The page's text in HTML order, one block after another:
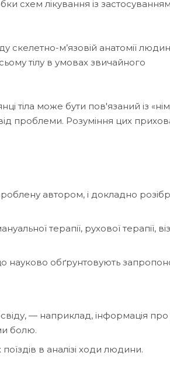
схем лікування із застосуванням
скелетно-м’язовій анатомії
тілу в умовах звичайного
тіла може бути пов'язаний із
проблеми. Розуміння цих
автором, і докладно
терапії, рухової терапії,
науково обґрунтовують
— наприклад, інформація
болю.
в аналізі ходи людини.